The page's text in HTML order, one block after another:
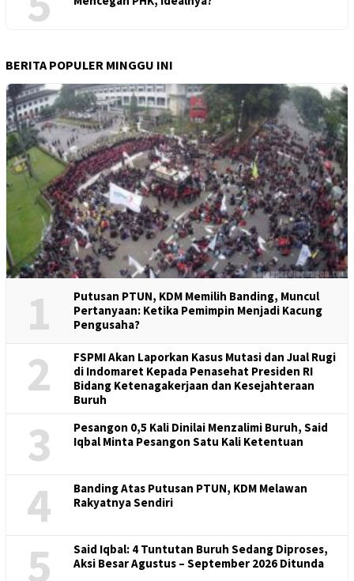
BERITA POPULER MINGGU INI
1
Putusan PTUN, KDM Memilih Banding, Muncul
Pertanyaan: Ketika Pemimpin Menjadi Kacung
Pengusaha?
2
FSPMI Akan Laporkan Kasus Mutasi dan Jual Rugi
di Indomaret Kepada Penasehat Presiden RI
Bidang Ketenagakerjaan dan Kesejahteraan
Buruh
3
Pesangon 0,5 Kali Dinilai Menzalimi Buruh, Said
Iqbal Minta Pesangon Satu Kali Ketentuan
4
Banding Atas Putusan PTUN, KDM Melawan
Rakyatnya Sendiri
5
Said Iqbal: 4 Tuntutan Buruh Sedang Diproses,
Aksi Besar Agustus – September 2026 Ditunda